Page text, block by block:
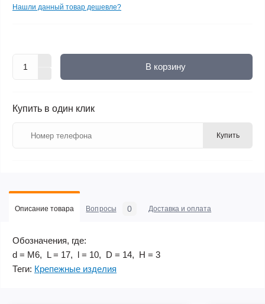
Нашли данный товар дешевле?
В корзину
Купить в один клик
Купить
Описание товара Вопросы 0 Доставка и оплата
Обозначения, где:
d = М6, L = 17, l = 10, D = 14, H = 3
Теги: Крепежные изделия